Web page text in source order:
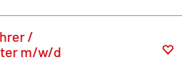
/
m/w/d